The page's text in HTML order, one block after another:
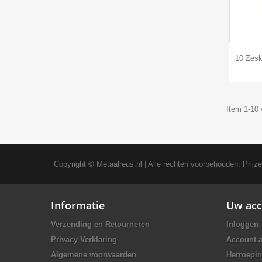
10
Item 1-
Copyright © Metaalreus.nl | Alle rechten voorbehouden.
Informatie
Verzending en Retourneren
Privacy Verklaring
Algemene voorwaarden
Uw
Inloggen
Account